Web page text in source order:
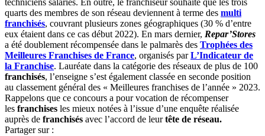
techniciens salariés. En outre, le franchiseur souhaite que les trois
quarts des membres de son réseau deviennent à terme des multi
franchisés, couvrant plusieurs zones géographiques (30 % d’entre
eux étaient dans ce cas début 2022). En mars dernier, Repar’Stores
a été doublement récompensée dans le palmarès des Trophées des
Meilleures Franchises de France, organisés parL’Indicateur de
la Franchise. Lauréate dans la catégorie des réseaux de plus de 100
franchisés, l’enseigne s’est également classée en seconde position
au classement général des « Meilleures franchises de l’année » 2023.
Rappelons que ce concours a pour vocation de récompenser
les franchises les mieux notées à l’issue d’une enquête réalisée
auprès de franchisés avec l’accord de leurtête de réseau.
Partager sur :